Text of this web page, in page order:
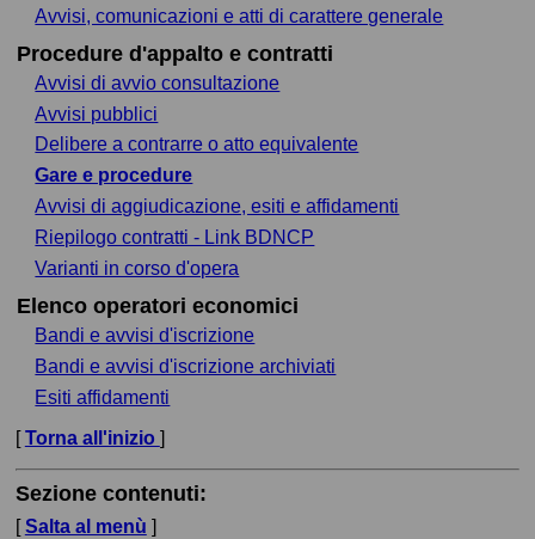
Avvisi, comunicazioni e atti di carattere generale
Procedure d'appalto e contratti
Avvisi di avvio consultazione
Avvisi pubblici
Delibere a contrarre o atto equivalente
Gare e procedure
Avvisi di aggiudicazione, esiti e affidamenti
Riepilogo contratti - Link BDNCP
Varianti in corso d'opera
Elenco operatori economici
Bandi e avvisi d'iscrizione
Bandi e avvisi d'iscrizione archiviati
Esiti affidamenti
[Torna all'inizio ]
Sezione contenuti:
[Salta al menù ]